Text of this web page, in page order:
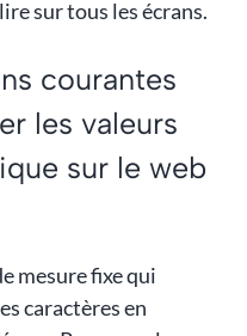
sur tous les écrans.
courantes
les valeurs
sur le web
mesure fixe qui
caractères en